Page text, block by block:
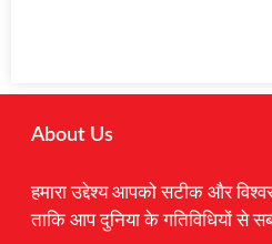
About Us
हमारा उद्देश्य आपको सटीक और
ताकि आप दुनिया के गतिविधियों से